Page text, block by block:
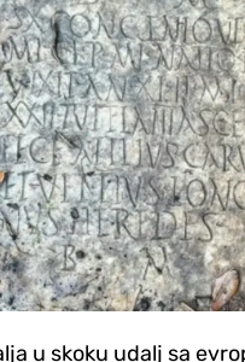
u skoku udalj sa